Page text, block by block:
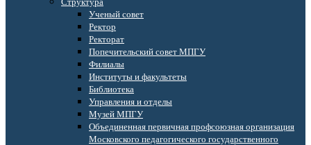
Ученый совет
Ректор
Ректорат
Попечительский совет МПГУ
Филиалы
Институты и факультеты
Библиотека
Управления и отделы
Музей МПГУ
Объединенная первичная профсоюзная организация
Московского педагогического государственного